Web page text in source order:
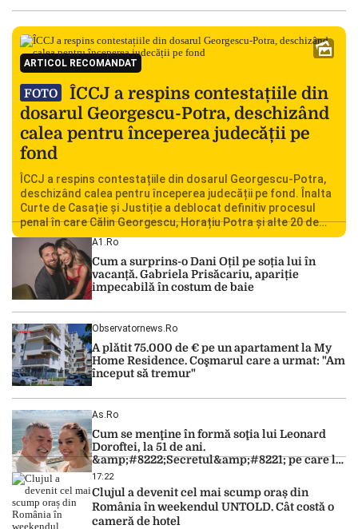
ARTICOL RECOMANDAT
FOTO
ÎCCJ a respins contestațiile din
dosarul Georgescu-Potra, deschizând
calea pentru începerea judecății pe
fond
ÎCCJ a respins contestațiile din dosarul Georgescu-Potra,
deschizând calea pentru începerea judecății pe fond. Înalta
Curte de Casație și Justiție a deblocat definitiv procesul
penal în care Călin Georgescu, Horațiu Potra și alte 20 de
persoane sunt acuzați de acțiuni îndreptate împotriva
ordinii constituționale. În ședința din camera preliminară,
judecătorii de la instanța supremă au […]
A1.ro
Cum a surprins-o Dani Oțil pe soția lui în
vacanță. Gabriela Prisăcariu, apariție
impecabilă în costum de baie
Observatornews.ro
A plătit 75.000 de € pe un apartament la My
Home Residence. Coşmarul care a urmat: "Am
început să tremur"
As.ro
Cum se menţine în formă soţia lui Leonard
Doroftei, la 51 de ani.
&amp;#8222;Secretul&amp;#8221; pe care l-a
dezvăluit
17:22
Clujul a devenit cel mai scump oraș din
România în weekendul UNTOLD. Cât costă o
cameră de hotel